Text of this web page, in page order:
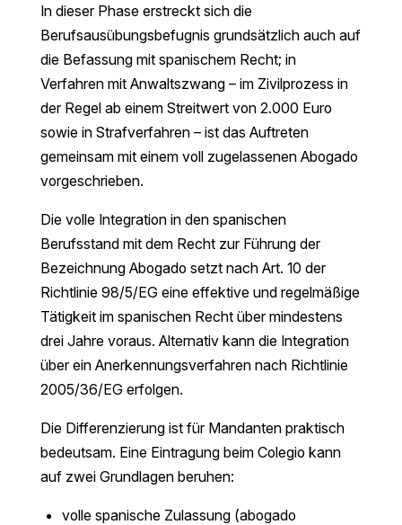
In dieser Phase erstreckt sich die
Berufsausübungsbefugnis grundsätzlich auch auf
die Befassung mit spanischem Recht; in
Verfahren mit Anwaltszwang – im Zivilprozess in
der Regel ab einem Streitwert von 2.000 Euro
sowie in Strafverfahren – ist das Auftreten
gemeinsam mit einem voll zugelassenen Abogado
vorgeschrieben.
Die volle Integration in den spanischen
Berufsstand mit dem Recht zur Führung der
Bezeichnung Abogado setzt nach Art. 10 der
Richtlinie 98/5/EG eine effektive und regelmäßige
Tätigkeit im spanischen Recht über mindestens
drei Jahre voraus. Alternativ kann die Integration
über ein Anerkennungsverfahren nach Richtlinie
2005/36/EG erfolgen.
Die Differenzierung ist für Mandanten praktisch
bedeutsam. Eine Eintragung beim Colegio kann
auf zwei Grundlagen beruhen:
volle spanische Zulassung (abogado